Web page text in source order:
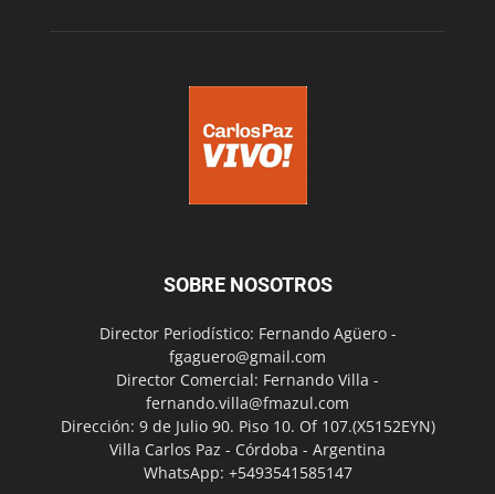
SOBRE NOSOTROS
Director Periodístico: Fernando Agüero -
fgaguero@gmail.com
Director Comercial: Fernando Villa -
fernando.villa@fmazul.com
Dirección: 9 de Julio 90. Piso 10. Of 107.(X5152EYN)
Villa Carlos Paz - Córdoba - Argentina
WhatsApp: +5493541585147